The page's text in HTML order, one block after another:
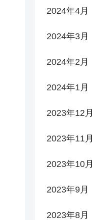
2024年4月
2024年3月
2024年2月
2024年1月
2023年12月
2023年11月
2023年10月
2023年9月
2023年8月